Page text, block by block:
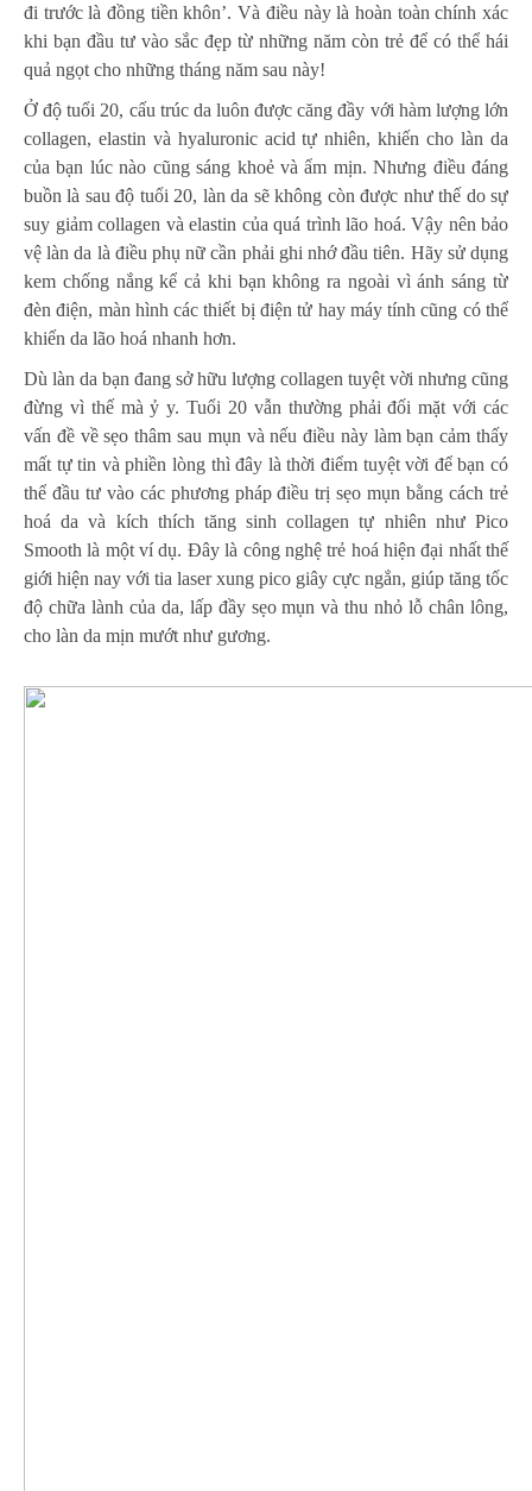
đi trước là đồng tiền khôn’. Và điều này là hoàn toàn chính xác
khi bạn đầu tư vào sắc đẹp từ những năm còn trẻ để có thể hái
quả ngọt cho những tháng năm sau này!
Ở độ tuổi 20, cấu trúc da luôn được căng đầy với hàm lượng lớn
collagen, elastin và hyaluronic acid tự nhiên, khiến cho làn da
của bạn lúc nào cũng sáng khoẻ và ẩm mịn. Nhưng điều đáng
buồn là sau độ tuổi 20, làn da sẽ không còn được như thế do sự
suy giảm collagen và elastin của quá trình lão hoá. Vậy nên bảo
vệ làn da là điều phụ nữ cần phải ghi nhớ đầu tiên. Hãy sử dụng
kem chống nắng kể cả khi bạn không ra ngoài vì ánh sáng từ
đèn điện, màn hình các thiết bị điện tử hay máy tính cũng có thể
khiến da lão hoá nhanh hơn.
Dù làn da bạn đang sở hữu lượng collagen tuyệt vời nhưng cũng
đừng vì thế mà ỷ y. Tuổi 20 vẫn thường phải đối mặt với các
vấn đề về sẹo thâm sau mụn và nếu điều này làm bạn cảm thấy
mất tự tin và phiền lòng thì đây là thời điểm tuyệt vời để bạn có
thể đầu tư vào các phương pháp điều trị sẹo mụn bằng cách trẻ
hoá da và kích thích tăng sinh collagen tự nhiên như Pico
Smooth là một ví dụ. Đây là công nghệ trẻ hoá hiện đại nhất thế
giới hiện nay với tia laser xung pico giây cực ngắn, giúp tăng tốc
độ chữa lành của da, lấp đầy sẹo mụn và thu nhỏ lỗ chân lông,
cho làn da mịn mướt như gương.